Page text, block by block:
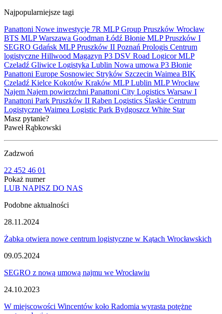
Najpopularniejsze tagi
Panattoni Nowe inwestycje 7R MLP Group Pruszków Wrocław
BTS MLPWarszawa Goodman Łódź Błonie MLP Pruszków I
SEGRO Gdańsk MLP Pruszków II Poznań Prologis Centrum
logistyczne Hillwood Magazyn P3 DSV Road LogicorMLP
Czeladź Gliwice Logistyka Lublin Nowa umowa P3 Błonie
Panattoni Europe Sosnowiec Stryków Szczecin Waimea BIK
Czeladź Kielce Kokotów Kraków MLP Lublin MLP Wrocław
Najem Najem powierzchni Panattoni City Logistics Warsaw I
Panattoni Park Pruszków II Raben Logistics Ślaskie Centrum
Logistyczne Waimea Logistic Park Bydgoszcz White Star
Masz pytanie?
Paweł Rąbkowski
Zadzwoń
22 452 46 01
Pokaż numer
LUB NAPISZ DO NAS
Podobne aktualności
28.11.2024
Żabka otwiera nowe centrum logistyczne w Kątach Wrocławskich
09.05.2024
SEGRO z nową umową najmu we Wrocławiu
24.10.2023
W miejscowości Wincentów koło Radomia wyrasta potężne